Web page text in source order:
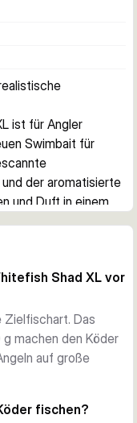
ist für Angler
Swimbait für
der aromatisierte
und Duft in einem
und kickende Lauf
wenn aktive
werden.
Draht und SGY 1X
unterstützt einen
Shad XL vor
Das
machen den Köder
auf große
fischen?